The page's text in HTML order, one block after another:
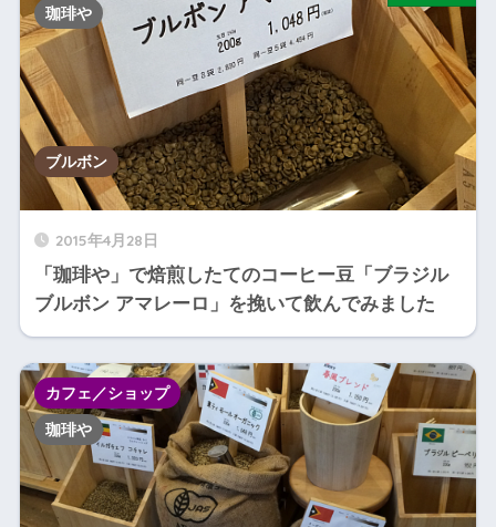
2015年4月28日
「珈琲や」で焙煎したてのコーヒー豆「ブラジル
ブルボン アマレーロ」を挽いて飲んでみました
ブルボン
珈琲や
カフェ／ショップ
珈琲や